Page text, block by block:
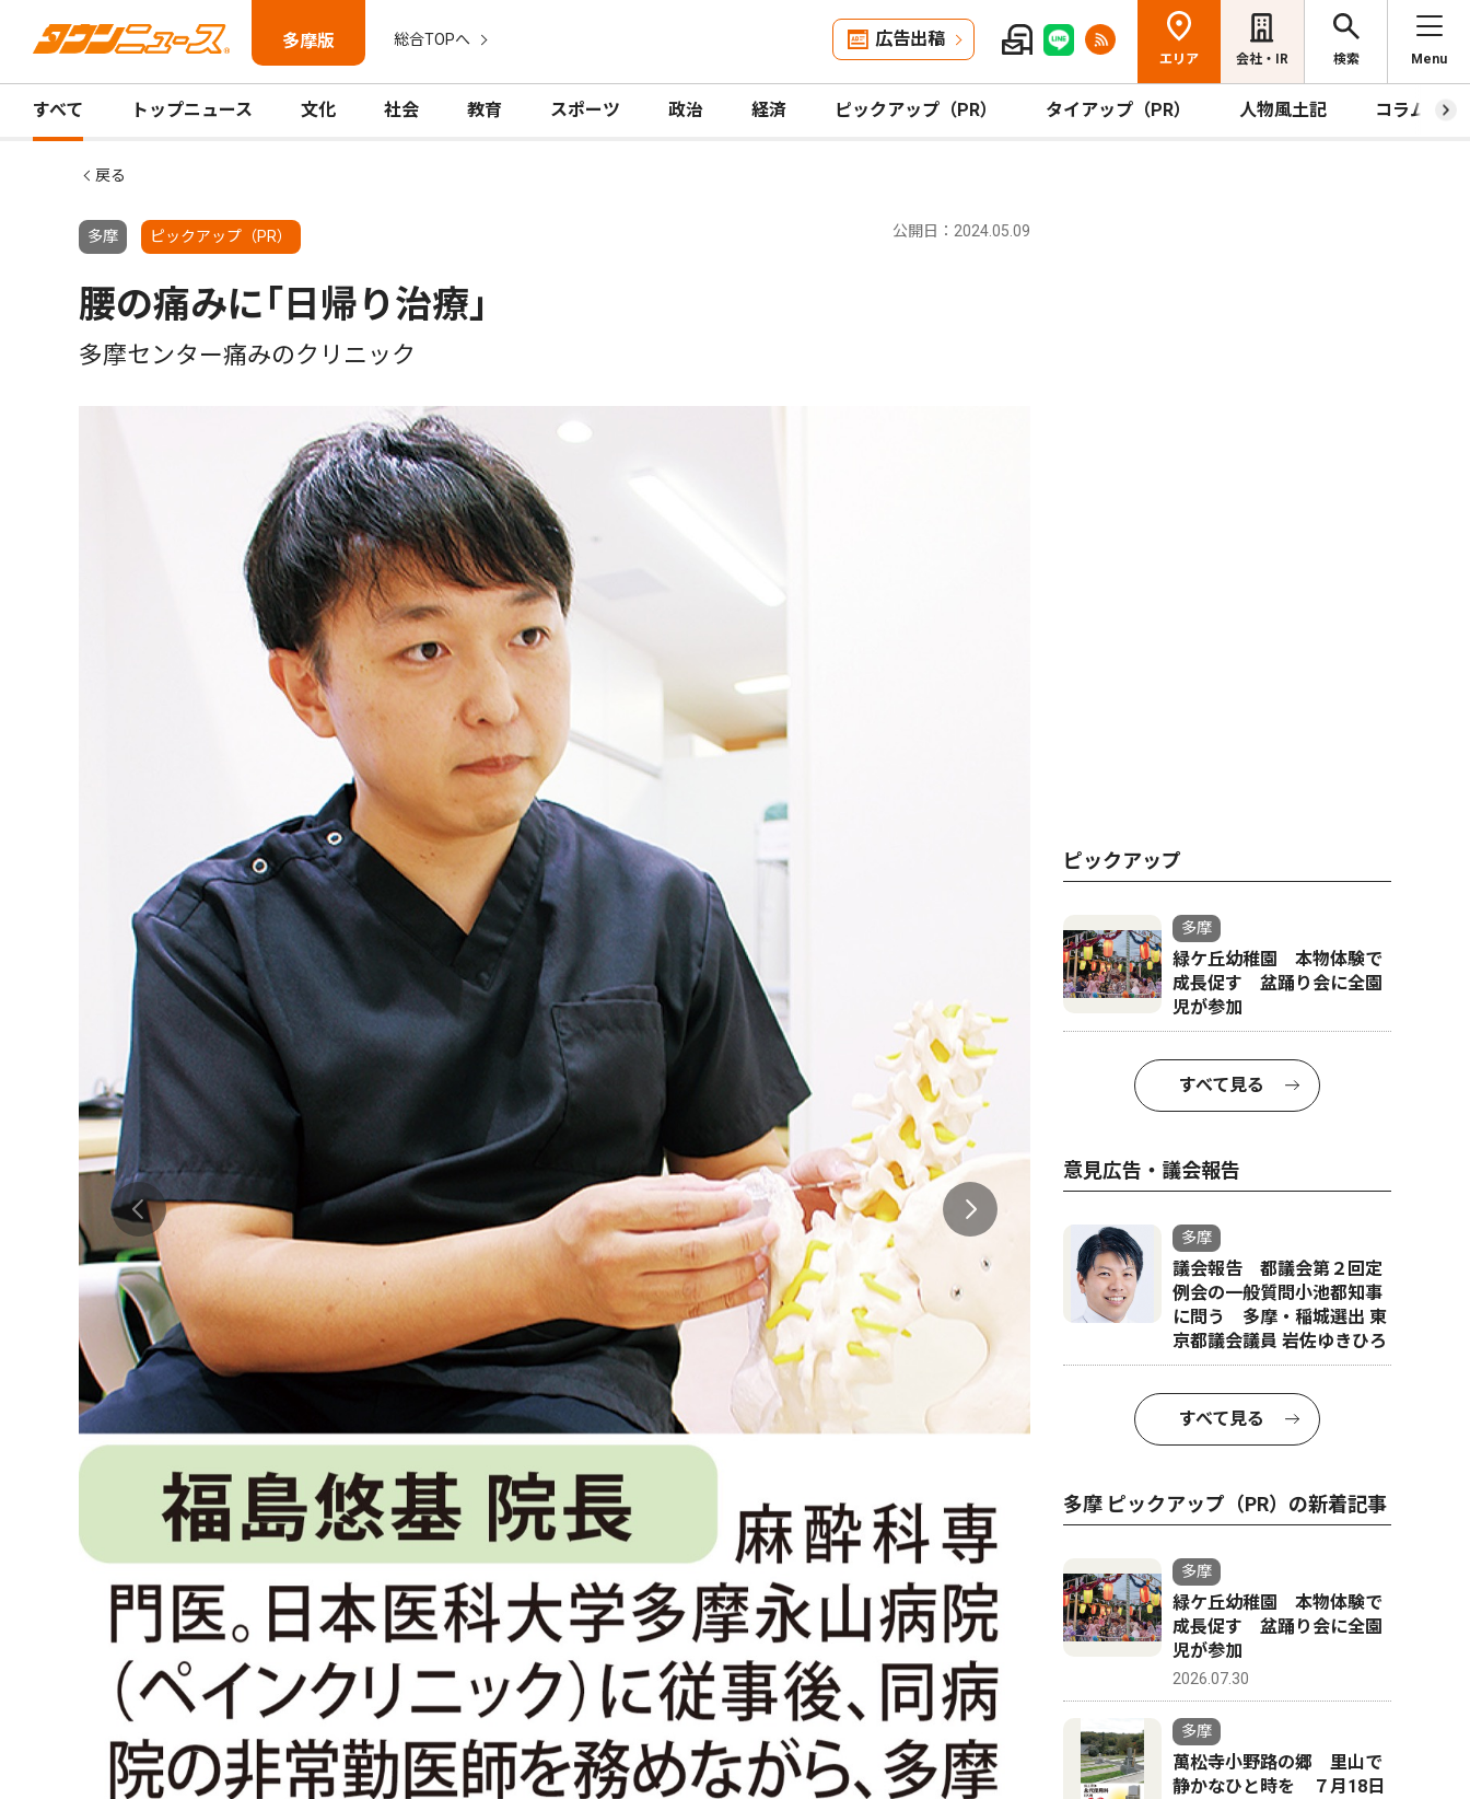
多摩版 総合TOPへ 広告出稿
エリア 会社・IR 検索 Menu
すべて トップニュース 文化 社会 教育 スポーツ 政治 経済 ピックアップ（PR） タイアップ（PR） 人物風土記 コラム
戻る
多摩 ピックアップ（PR） 公開日：2024.05.09
腰の痛みに｢日帰り治療｣
多摩センター痛みのクリニック
ピックアップ
多摩
緑ケ丘幼稚園 本物体験で
成長促す 盆踊り会に全園
児が参加
すべて見る
意見広告・議会報告
多摩
議会報告 都議会第２回定
例会の一般質問小池都知事
に問う 多摩・稲城選出 東
京都議会議員 岩佐ゆきひろ
すべて見る
多摩 ピックアップ（PR）の新着記事
多摩
緑ケ丘幼稚園 本物体験で
成長促す 盆踊り会に全園
児が参加
2026.07.30
多摩
萬松寺小野路の郷 里山で
静かなひと時を ７月18日